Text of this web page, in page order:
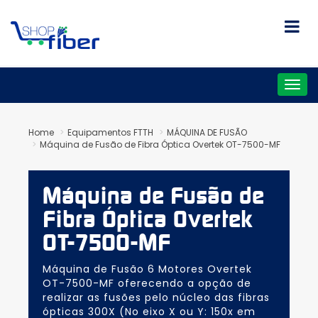
Home Equipamentos FTTH
MÁQUINA DE FUSÃO
Máquina de Fusão de Fibra Óptica Overtek OT-7500-MF
Máquina de Fusão de
Fibra Óptica Overtek
OT-7500-MF
Máquina de Fusão 6 Motores Overtek
OT-7500-MF oferecendo a opção de
realizar as fusões pelo núcleo das fibras
ópticas 300X (No eixo X ou Y: 150x em